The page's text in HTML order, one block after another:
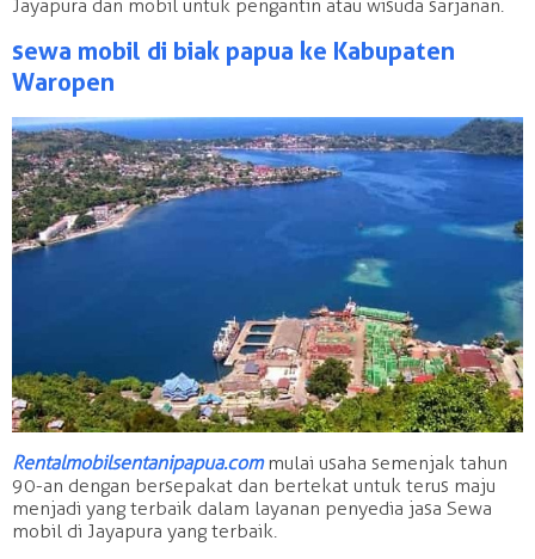
Jayapura dan mobil untuk pengantin atau wisuda sarjanan.
sewa mobil di biak papua ke Kabupaten
Waropen
Rentalmobilsentanipapua.commulai usaha semenjak tahun
90-an dengan bersepakat dan bertekat untuk terus maju
menjadi yang terbaik dalam layanan penyedia jasa Sewa
mobil di Jayapura yang terbaik.